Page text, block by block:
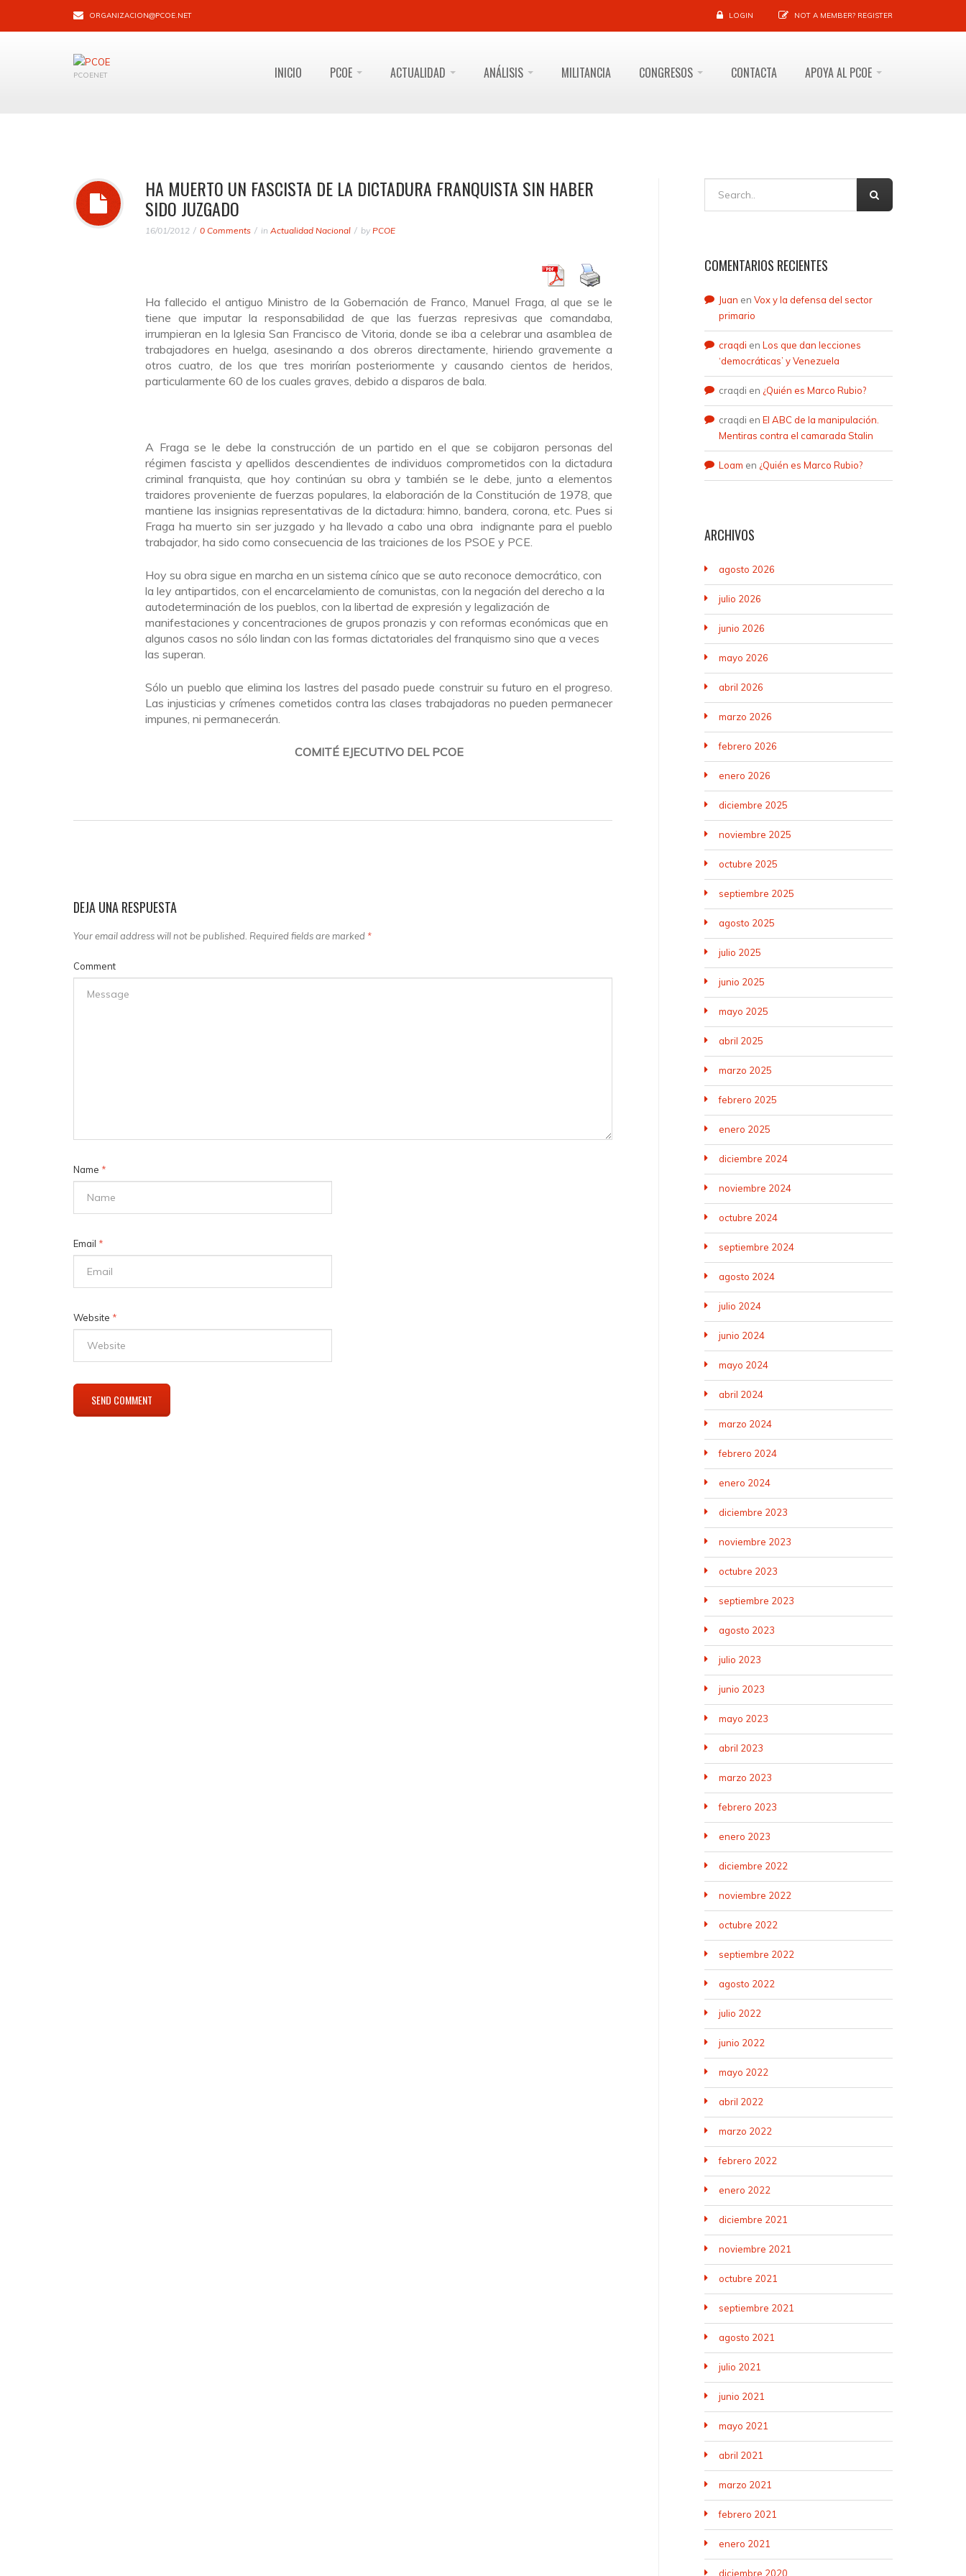
ORGANIZACION@PCOE.NET LOGIN NOT A MEMBER? REGISTER
PCOENET INICIO PCOE ACTUALIDAD ANÁLISIS MILITANCIA CONGRESOS CONTACTA APOYA AL PCOE
HA MUERTO UN FASCISTA DE LA DICTADURA FRANQUISTA SIN HABER
SIDO JUZGADO
16/01/2012 0 Comments in Actualidad Nacional by PCOE
Ha fallecido el antiguo Ministro de la Gobernación de Franco, Manuel Fraga, al que se le
tiene que imputar la responsabilidad de que las fuerzas represivas que comandaba,
irrumpieran en la Iglesia San Francisco de Vitoria, donde se iba a celebrar una asamblea de
trabajadores en huelga, asesinando a dos obreros directamente, hiriendo gravemente a
otros cuatro, de los que tres morirían posteriormente y causando cientos de heridos,
particularmente 60 de los cuales graves, debido a disparos de bala.
A Fraga se le debe la construcción de un partido en el que se cobijaron personas del
régimen fascista y apellidos descendientes de individuos comprometidos con la dictadura
criminal franquista, que hoy continúan su obra y también se le debe, junto a elementos
traidores proveniente de fuerzas populares, la elaboración de la Constitución de 1978, que
mantiene las insignias representativas de la dictadura: himno, bandera, corona, etc. Pues si
Fraga ha muerto sin ser juzgado y ha llevado a cabo una obra indignante para el pueblo
trabajador, ha sido como consecuencia de las traiciones de los PSOE y PCE.
Hoy su obra sigue en marcha en un sistema cínico que se auto reconoce democrático, con
la ley antipartidos, con el encarcelamiento de comunistas, con la negación del derecho a la
autodeterminación de los pueblos, con la libertad de expresión y legalización de
manifestaciones y concentraciones de grupos pronazis y con reformas económicas que en
algunos casos no sólo lindan con las formas dictatoriales del franquismo sino que a veces
las superan.
Sólo un pueblo que elimina los lastres del pasado puede construir su futuro en el progreso.
Las injusticias y crímenes cometidos contra las clases trabajadoras no pueden permanecer
impunes, ni permanecerán.
COMITÉ EJECUTIVO DEL PCOE
DEJA UNA RESPUESTA
Your email address will not be published. Required fields are marked *
Comment
Name *
Email *
Website *
COMENTARIOS RECIENTES
Juan en Vox y la defensa del sector
primario
craqdi en Los que dan lecciones
‘democráticas’ y Venezuela
craqdi en ¿Quién es Marco Rubio?
craqdi en El ABC de la manipulación.
Mentiras contra el camarada Stalin
Loam en ¿Quién es Marco Rubio?
ARCHIVOS
agosto 2026
julio 2026
junio 2026
mayo 2026
abril 2026
marzo 2026
febrero 2026
enero 2026
diciembre 2025
noviembre 2025
octubre 2025
septiembre 2025
agosto 2025
julio 2025
junio 2025
mayo 2025
abril 2025
marzo 2025
febrero 2025
enero 2025
diciembre 2024
noviembre 2024
octubre 2024
septiembre 2024
agosto 2024
julio 2024
junio 2024
mayo 2024
abril 2024
marzo 2024
febrero 2024
enero 2024
diciembre 2023
noviembre 2023
octubre 2023
septiembre 2023
agosto 2023
julio 2023
junio 2023
mayo 2023
abril 2023
marzo 2023
febrero 2023
enero 2023
diciembre 2022
noviembre 2022
octubre 2022
septiembre 2022
agosto 2022
julio 2022
junio 2022
mayo 2022
abril 2022
marzo 2022
febrero 2022
enero 2022
diciembre 2021
noviembre 2021
octubre 2021
septiembre 2021
agosto 2021
julio 2021
junio 2021
mayo 2021
abril 2021
marzo 2021
febrero 2021
enero 2021
diciembre 2020